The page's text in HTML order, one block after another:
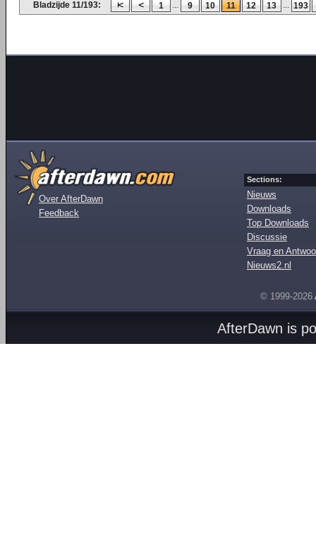
Bladzijde 11/193: 1 ... 9 10 11 12 13 ... 193
Over AfterDawn
Feedback
Sections:
Nieuws
Downloads
Top Downloads
Discussie
Vraag en
Nieuws2.nl
© 1999-2026
AfterDawn is